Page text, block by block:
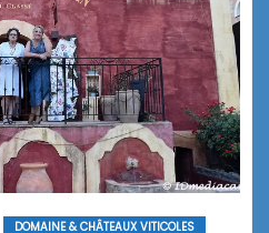
DOMAINE & CHÂTEAUX VITICOLES